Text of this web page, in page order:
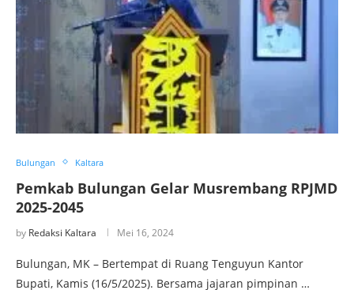
Bulungan Kaltara
Pemkab Bulungan Gelar Musrembang RPJMD
2025-2045
by Redaksi Kaltara Mei 16, 2024
Bulungan, MK – Bertempat di Ruang Tenguyun Kantor
Bupati, Kamis (16/5/2025). Bersama jajaran pimpinan …